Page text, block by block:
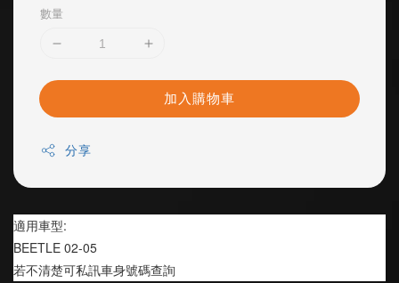
數量
加入購物車
分享
適用車型:
BEETLE 02-05
若不清楚可私訊車身號碼查詢